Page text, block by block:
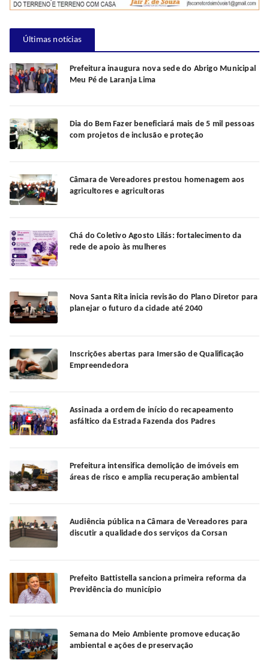
Últimas notícias
Prefeitura inaugura nova sede do Abrigo Municipal
Meu Pé de Laranja Lima
Dia do Bem Fazer beneficiará mais de 5 mil pessoas
com projetos de inclusão e proteção
Câmara de Vereadores prestou homenagem aos
agricultores e agricultoras
Chá do Coletivo Agosto Lilás: fortalecimento da
rede de apoio às mulheres
Nova Santa Rita inicia revisão do Plano Diretor para
planejar o futuro da cidade até 2040
Inscrições abertas para Imersão de Qualificação
Empreendedora
Assinada a ordem de início do recapeamento
asfáltico da Estrada Fazenda dos Padres
Prefeitura intensifica demolição de imóveis em
áreas de risco e amplia recuperação ambiental
Audiência pública na Câmara de Vereadores para
discutir a qualidade dos serviços da Corsan
Prefeito Battistella sanciona primeira reforma da
Previdência do município
Semana do Meio Ambiente promove educação
ambiental e ações de preservação